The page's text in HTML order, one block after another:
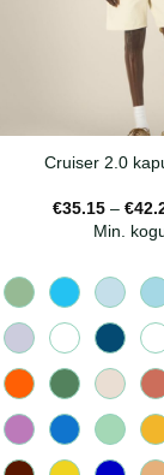
Cruiser 2.0
€35.15 – €
Min.